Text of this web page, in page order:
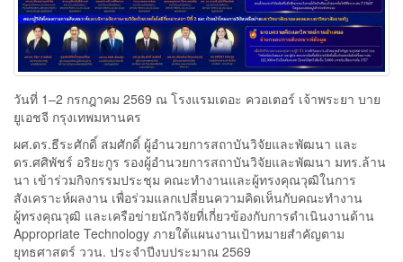
วันที่ 1–2 กรกฎาคม 2569 ณ โรงแรมเดอะ ควอเตอร์ เจ้าพระยา บาย
ยูเอชจี กรุงเทพมหานคร
ผศ.ดร.ธีระศักดิ์ สมศักดิ์ ผู้อำนวยการสถาบันวิจัยและพัฒนา และ
ดร.ศศิพัชร์ อริยะกูร รองผู้อำนวยการสถาบันวิจัยและพัฒนา มทร.ล้าน
นา เข้าร่วมกิจกรรมประชุม คณะทำงานและผู้ทรงคุณวุฒิในการ
สังเคราะห์ผลงาน เพื่อร่วมแลกเปลี่ยนความคิดเห็นกับคณะทำงาน
ผู้ทรงคุณวุฒิ และเครือข่ายนักวิจัยที่เกี่ยวข้องกับการดำเนินงานด้าน
Appropriate Technology ภายใต้แผนงานเป้าหมายสำคัญตาม
ยุทธศาสตร์ ววน. ประจำปีงบประมาณ 2569